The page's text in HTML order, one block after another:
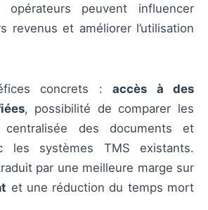
opérateurs peuvent influencer
revenus et améliorer l’utilisation
concrets :accès à des
, possibilité de comparer les
des documents et
les systèmes TMS existants.
par une meilleure marge sur
et une réduction du temps mort